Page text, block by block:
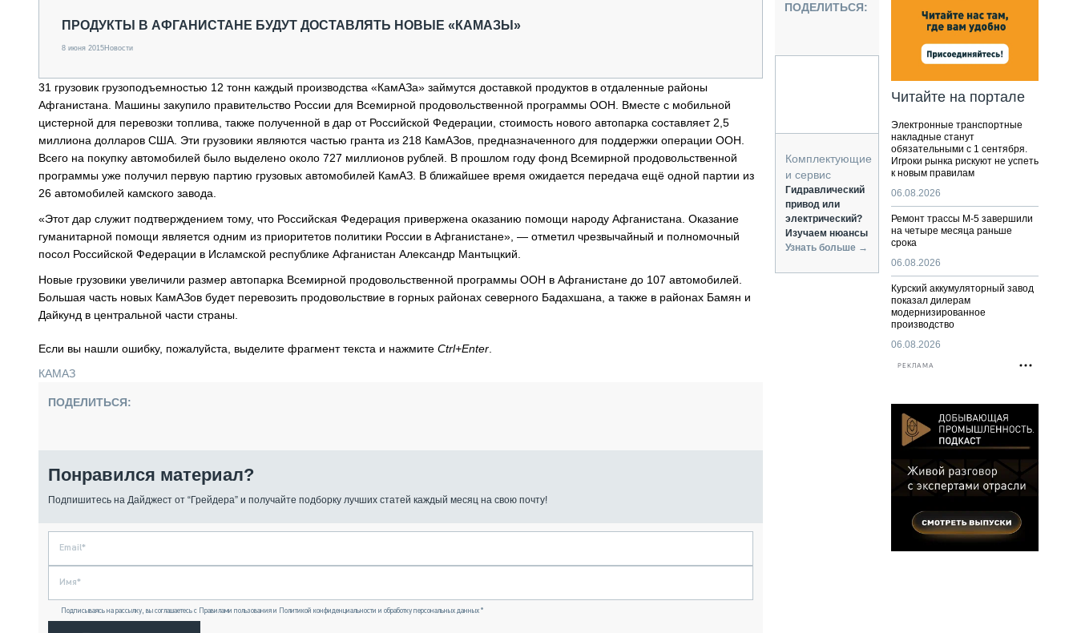
ГРУЗОПЕРЕВОЗКИ
ИСПЫТАТЕЛИ
ТЕХНОЛОГИИ
ДОРОЖНАЯ ИНДУСТРИЯ
СЕРВИСМЕНЫ
ПАССАЖИРСКИЙ ТРАНСПОРТ
КАРЬЕРНАЯ ТЕХНИКА
ЛОГИСТИКА И СКЛАД
АВТОМАТИЗАЦИЯ И ТЕХНОЛОГИИ
ПРОДУКТЫ В АФГАНИСТАНЕ БУДУТ ДОСТАВЛЯТЬ НОВЫЕ «КАМАЗЫ»
8 июня 2015Новости
31 грузовик грузоподъемностью 12 тонн каждый производства «КамАЗа» займутся доставкой продуктов в отдаленные районы
Афганистана. Машины закупило правительство России для Всемирной продовольственной программы ООН. Вместе с мобильной
цистерной для перевозки топлива, также полученной в дар от Российской Федерации, стоимость нового автопарка составляет 2,5
миллиона долларов США. Эти грузовики являются частью гранта из 218 КамАЗов, предназначенного для поддержки операции ООН.
Всего на покупку автомобилей было выделено около 727 миллионов рублей. В прошлом году фонд Всемирной продовольственной
программы уже получил первую партию грузовых автомобилей КамАЗ. В ближайшее время ожидается передача ещё одной партии из
26 автомобилей камского завода.
«Этот дар служит подтверждением тому, что Российская Федерация привержена оказанию помощи народу Афганистана. Оказание
гуманитарной помощи является одним из приоритетов политики России в Афганистане», — отметил чрезвычайный и полномочный
посол Российской Федерации в Исламской республике Афганистан Александр Мантыцкий.
Новые грузовики увеличили размер автопарка Всемирной продовольственной программы ООН в Афганистане до 107 автомобилей.
Большая часть новых КамАЗов будет перевозить продовольствие в горных районах северного Бадахшана, а также в районах Бамян и
Дайкунд в центральной части страны.
Если вы нашли ошибку, пожалуйста, выделите фрагмент текста и нажмите Ctrl+Enter
КАМАЗ
ПОДЕЛИТЬСЯ:
Понравился материал?
Подпишитесь на Дайджест от “Грейдера” и получайте подборку лучших статей каждый месяц на свою почту!
Подписываясь на рассылку, вы соглашаетесь с Правилами пользования и Политикой конфиденциальности и обработку персональных данных *
ПОДЕЛИТЬСЯ:
Комплектующие
и сервис
Гидравлический
привод или
электрический?
Изучаем нюансы
Узнать больше →
Читайте на портале
Электронные транспортные
накладные станут
обязательными с 1 сентября.
Игроки рынка рискуют не успеть
к новым правилам
06.08.2026
Ремонт трассы М-5 завершили
на четыре месяца раньше
срока
06.08.2026
Курский аккумуляторный завод
показал дилерам
модернизированное
производство
06.08.2026
РЕКЛАМА